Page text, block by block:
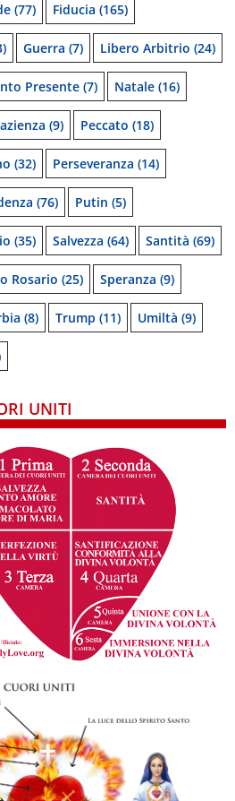
(77) Fiducia (165)
Guerra (7) Libero Arbitrio (24)
Presente (7) Natale (16)
(9) Peccato (18)
(32) Perseveranza (14)
(76) Putin (5)
(35) Salvezza (64) Santità (69)
Rosario (25) Speranza (9)
(8) Trump (11) Umiltà (9)
UNITI